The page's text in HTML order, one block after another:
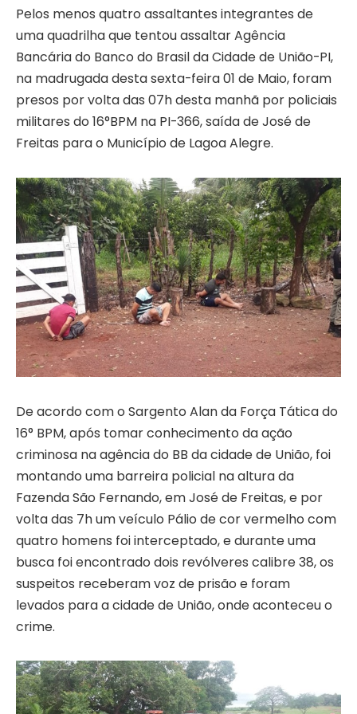
Pelos menos quatro assaltantes integrantes de
uma quadrilha que tentou assaltar Agência
Bancária do Banco do Brasil da Cidade de União-PI,
na madrugada desta sexta-feira 01 de Maio, foram
presos por volta das 07h desta manhã por policiais
militares do 16°BPM na PI-366, saída de José de
Freitas para o Município de Lagoa Alegre.
De acordo com o Sargento Alan da Força Tática do
16° BPM, após tomar conhecimento da ação
criminosa na agência do BB da cidade de União, foi
montando uma barreira policial na altura da
Fazenda São Fernando, em José de Freitas, e por
volta das 7h um veículo Pálio de cor vermelho com
quatro homens foi interceptado, e durante uma
busca foi encontrado dois revólveres calibre 38, os
suspeitos receberam voz de prisão e foram
levados para a cidade de União, onde aconteceu o
crime.